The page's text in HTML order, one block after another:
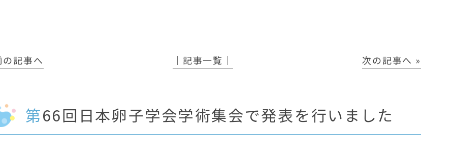
の記事へ │記事一覧│ 次の記事へ »
第66回日本卵子学会学術集会で発表を行いました